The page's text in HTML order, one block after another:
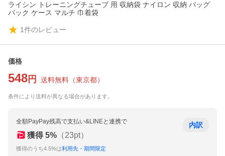
ライシン トレーニングチューブ 用 収納袋 ナイロン 収納 バッグ
バック ケース マルチ 巾着袋
1件のレビュー
価格
548 円 送料無料 （東京都）
条件により送料が異なる場合があります。
全額PayPay残高で支払い&LINEと連携で
獲得 5% （23pt）
獲得のうち4.5%は利用先・期間限定
内訳